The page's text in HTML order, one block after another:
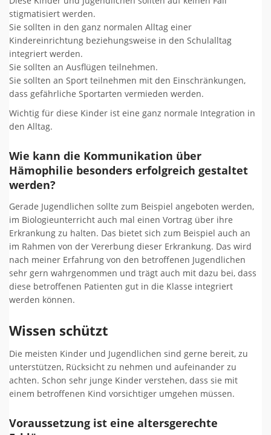
stigmatisiert werden.
Sie sollten in den ganz normalen Alltag einer
Kindereinrichtung beziehungsweise in den Schulalltag
integriert werden.
Sie sollten an Ausflügen teilnehmen.
Sie sollten an Sport teilnehmen mit den Einschränkungen,
dass gefährliche Sportarten vermieden werden.
Wichtig für diese Kinder ist eine ganz normale Integration in
den Alltag.
Wie kann die Kommunikation über
Hämophilie besonders erfolgreich gestaltet
werden?
Gerade Jugendlichen sollte zum Beispiel angeboten werden,
im Biologieunterricht auch mal einen Vortrag über ihre
Erkrankung zu halten. Das bietet sich zum Beispiel auch an
im Rahmen von der Vererbung dieser Erkrankung. Das wird
nach meiner Erfahrung von den betroffenen Jugendlichen
sehr gern wahrgenommen und trägt auch mit dazu bei, dass
diese betroffenen Patienten gut in die Klasse integriert
werden können.
Wissen schützt
Die meisten Kinder und Jugendlichen sind gerne bereit, zu
unterstützen, Rücksicht zu nehmen und aufeinander zu
achten. Schon sehr junge Kinder verstehen, dass sie mit
einem betroffenen Kind vorsichtiger umgehen müssen.
Voraussetzung ist eine altersgerechte